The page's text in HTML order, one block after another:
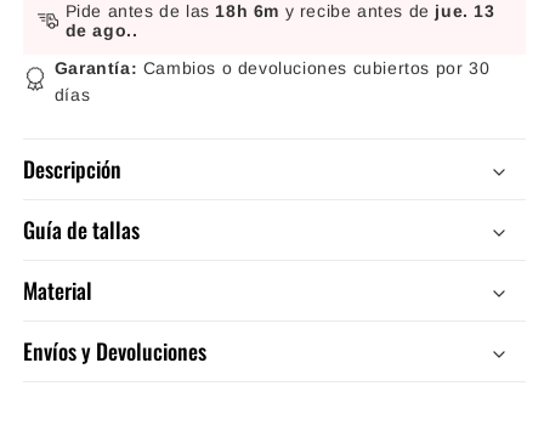
Pide antes de las18h 6m y recibe antes de jue. 13
de ago..
Garantía: Cambios o devoluciones cubiertos por 30
días
Descripción
Guía de tallas
Material
Envíos y Devoluciones